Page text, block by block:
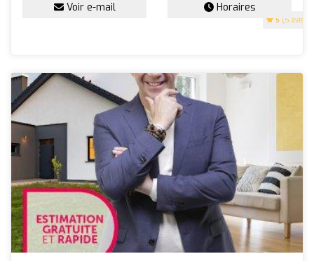
5 (5 avis)
Voir e-mail Horaires